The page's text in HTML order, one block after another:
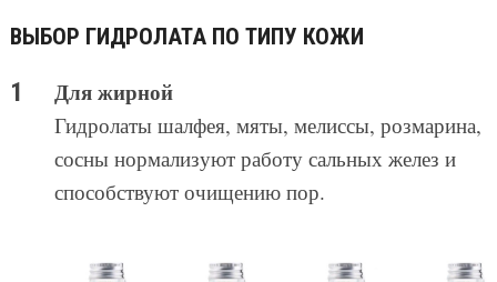
ВЫБОР ГИДРОЛАТА ПО ТИПУ КОЖИ
Для жирной
Гидролаты шалфея, мяты, мелиссы, розмарина,
сосны нормализуют работу сальных желез и
способствуют очищению пор.